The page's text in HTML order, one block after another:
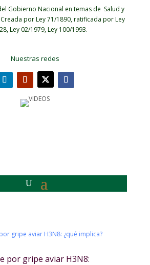
Gobierno Nacional en temas de Salud y
Creada por Ley 71/1890, ratificada por Ley
Ley 02/1979, Ley 100/1993.
Nuestras redes
por gripe aviar H3N8: